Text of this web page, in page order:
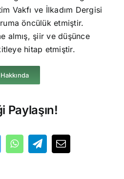
Vakfı ve İlkadım Dergisi
öncülük etmiştir.
almış, şiir ve düşünce
hitap etmiştir.
Hakkında
Paylaşın!